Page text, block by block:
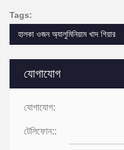
যোগাযোগ
যোগাযোগ:
টেলিফোন::
Tags:
হালকা ওজন অ্যালুমিনিয়াম খাদ গিয়ার